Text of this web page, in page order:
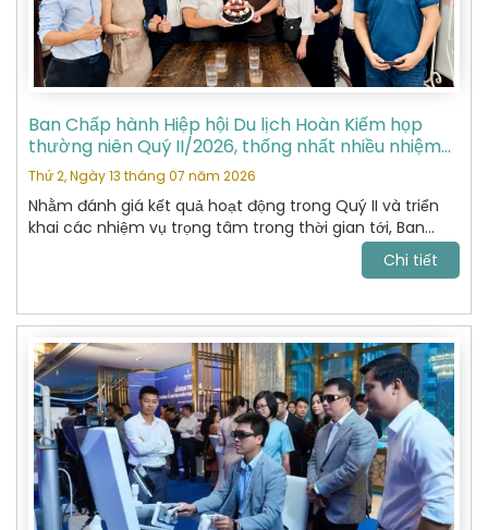
Ban Chấp hành Hiệp hội Du lịch Hoàn Kiếm họp
thường niên Quý II/2026, thống nhất nhiều nhiệm
vụ trọng tâm
Thứ 2, Ngày 13 tháng 07 năm 2026
Nhằm đánh giá kết quả hoạt động trong Quý II và triển
khai các nhiệm vụ trọng tâm trong thời gian tới, Ban
Chấp hành Hiệp hội Du lịch Hoàn Kiếm đã tổ chức cuộc
họp thường niên Quý II năm 2026 với sự tham dự của
môn.
Chi tiết